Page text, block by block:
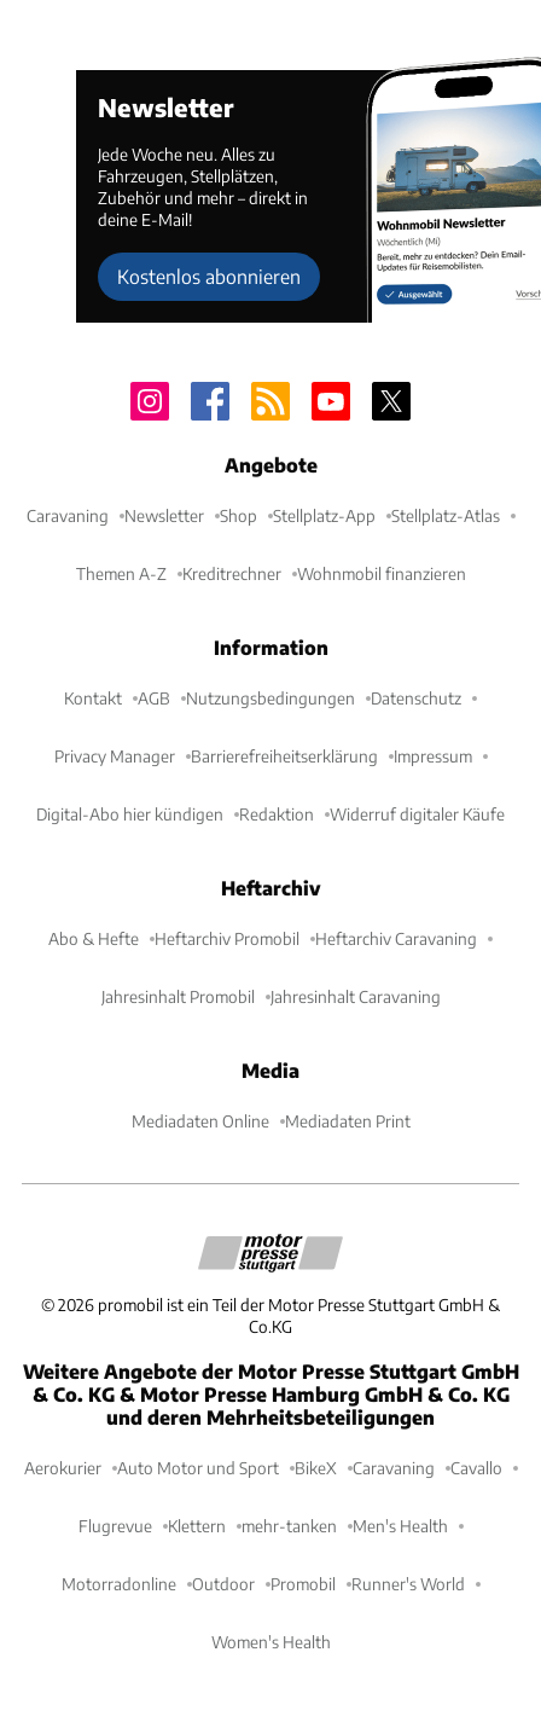
Newsletter
Jede Woche neu. Alles zu
Fahrzeugen, Stellplätzen,
Zubehör und mehr – direkt in
deine E-Mail!
Kostenlos abonnieren
Angebote
Caravaning Newsletter Shop Stellplatz-App Stellplatz-Atlas
Themen A-Z Kreditrechner Wohnmobil finanzieren
Information
Kontakt AGB Nutzungsbedingungen Datenschutz
Privacy Manager Barrierefreiheitserklärung Impressum
Digital-Abo hier kündigen Redaktion Widerruf digitaler Käufe
Heftarchiv
Abo & Hefte Heftarchiv Promobil Heftarchiv Caravaning
Jahresinhalt Promobil Jahresinhalt Caravaning
Media
Mediadaten Online Mediadaten Print
©2026 promobil ist ein Teil der Motor Presse Stuttgart GmbH &
Co.KG
Weitere Angebote der Motor Presse Stuttgart GmbH
& Co. KG & Motor Presse Hamburg GmbH & Co. KG
und deren Mehrheitsbeteiligungen
Aerokurier Auto Motor und Sport BikeX Caravaning Cavallo
Flugrevue Klettern mehr-tanken Men's Health
Motorradonline Outdoor Promobil Runner's World
Women's Health